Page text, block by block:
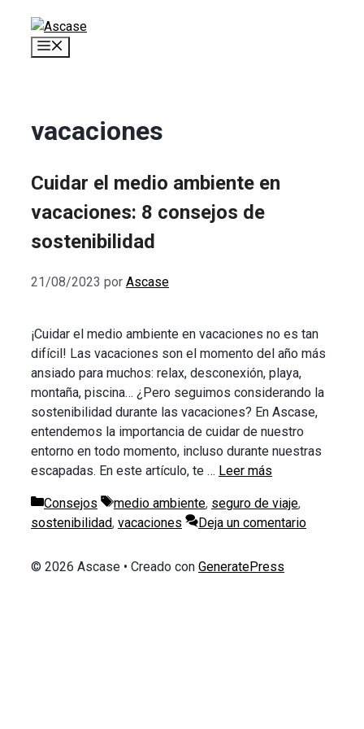
Saltar
contenido
vacaciones
Cuidar el medio ambiente en
vacaciones: 8 consejos de
sostenibilidad
21/08/2023 por Ascase
¡Cuidar el medio ambiente en vacaciones no es tan
difícil! Las vacaciones son el momento del año más
ansiado para muchos: relax, desconexión, playa,
montaña, piscina… ¿Pero seguimos considerando la
sostenibilidad durante las vacaciones? En Ascase,
entendemos la importancia de cuidar de nuestro
entorno en todo momento, incluso durante nuestras
escapadas. En este artículo, te … Leer más
Categorías
Consejos Etiquetas
medio ambiente, seguro de viaje,
sostenibilidad, vacaciones Deja un comentario
© 2026 Ascase • Creado con GeneratePress